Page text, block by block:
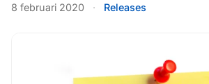
8 februari 2020 · Releases